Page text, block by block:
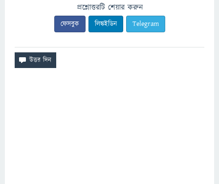
প্রশ্নোত্তরটি শেয়ার করুন
ফেসবুক লিঙ্কইডিন Telegram